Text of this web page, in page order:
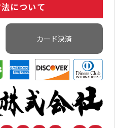
について
カード決済